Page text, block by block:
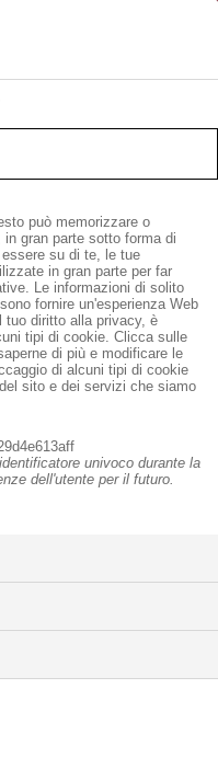
e la password.
®offre
alle
opere, dalle
di
può memorizzare o
gran parte sotto forma di
su di te, le tue
in gran parte per far
Le informazioni di solito
fornire un'esperienza Web
tuo diritto alla privacy, è
tipi di cookie. Clicca sulle
di più e modificare le
di alcuni tipi di cookie
sito e dei servizi che siamo
univoco durante la
dell'utente per il futuro.